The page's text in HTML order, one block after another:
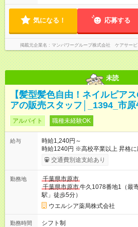
気になる！ 応募する
掲載元企業名 マンパワーグループ株式会社 ケアサー
未読
【髪型髪色自由！ネイルピア
アの販売スタッフ│_1394_市原
アルバイト 職種未経験OK
給与
時給1,240円～
時給1240円 ※高校卒業以上 昇格
（大学生は＋20円まで） ※高校生は対象外 試用期
日から3ヶ月間／本採用と待遇は変わりません
と同じです。
交通費別途支給あり
勤務地
千葉県市原市
千葉県市原市牛久1078番地1（最
駅」徒歩5分）
ウエルシア薬局株式会社
勤務時間
シフト制